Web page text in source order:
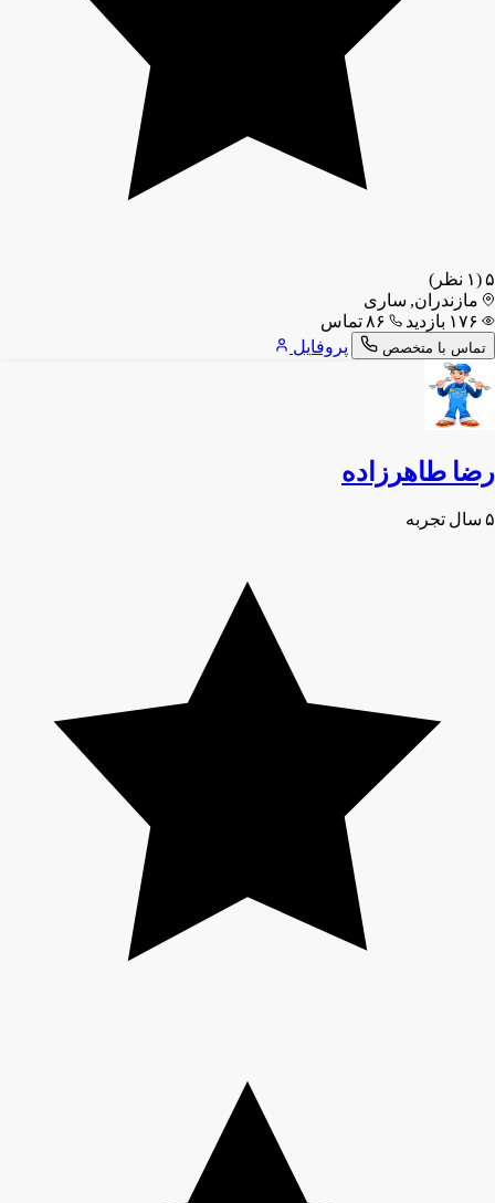
۵(۱ نظر)
مازندران, ساری
تماس با متخصص پروفایل
رضا طاهرزاده
۵ سال تجربه